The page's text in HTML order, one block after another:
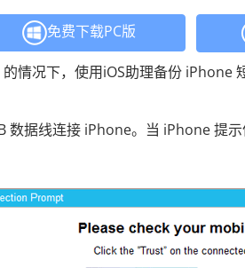
免费下载PC版
情况下，使用iOS助理备份 iPhone
数据线连接 iPhone。当 iPhone 提